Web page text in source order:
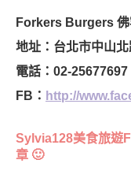
Forkers Burgers 佛
地址：台北市中山
電話：02-25677697
FB： http://
Sylvia128美食旅遊
章 🙂